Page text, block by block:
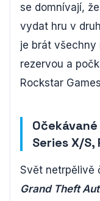
se domnívají,
vydat hru v
je brát všechny
rezervou a
Rockstar
Series X/S,
Svět netrpělivě
Grand Theft